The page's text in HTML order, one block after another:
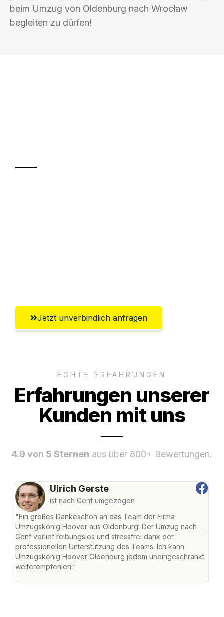
beim Umzug von Oldenburg nach Wrocław
begleiten zu dürfen!
Jetzt unverbindlich anfragen
ECHTE ERFAHRUNGEN
Erfahrungen unserer
Kunden mit uns
4.9 von 5 Sternen aus über 800+ Bewertungen.
Ulrich Gerste
ist nach Genf umgezogen
"Ein großes Dankeschön an das Team der Firma
Umzugskönig Hoover aus Oldenburg! Der Umzug nach
Genf verlief reibungslos und stressfrei dank der
professionellen Unterstützung des Teams. Ich kann
Umzugskönig Hoover Oldenburg jedem uneingeschränkt
weiterempfehlen!"